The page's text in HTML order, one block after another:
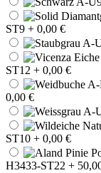
ST9 + 0,00 €
ST12 + 0,00 €
0,00 €
ST10 + 0,00 €
H3433-ST22 +